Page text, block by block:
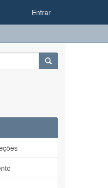
Entrar